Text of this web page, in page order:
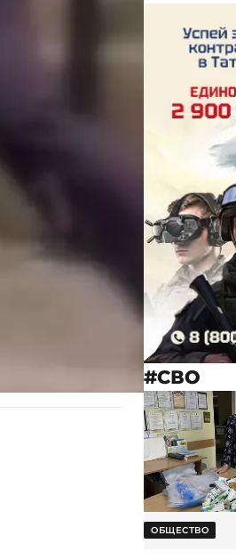
#СВО
ОБЩЕСТВО